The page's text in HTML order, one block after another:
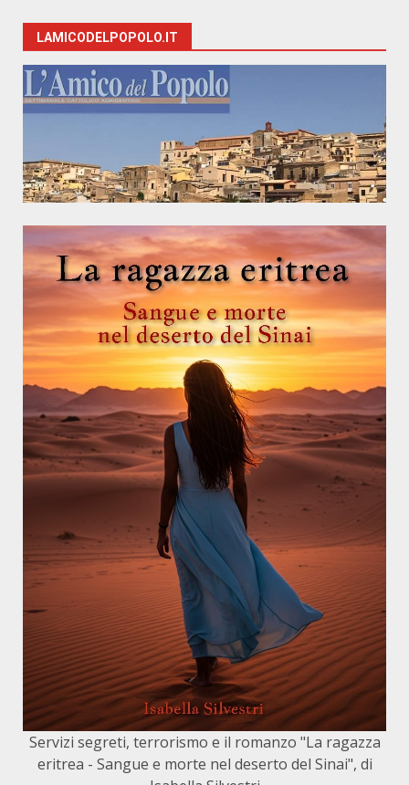
LAMICODELPOPOLO.IT
Servizi segreti, terrorismo e il romanzo "La ragazza
eritrea - Sangue e morte nel deserto del Sinai", di